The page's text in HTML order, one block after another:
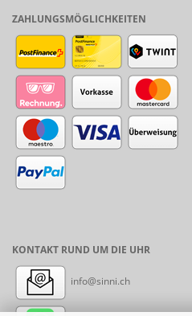
ZAHLUNGSMÖGLICHKEITEN
KONTAKT RUND UM DIE UHR
info@sinni.ch